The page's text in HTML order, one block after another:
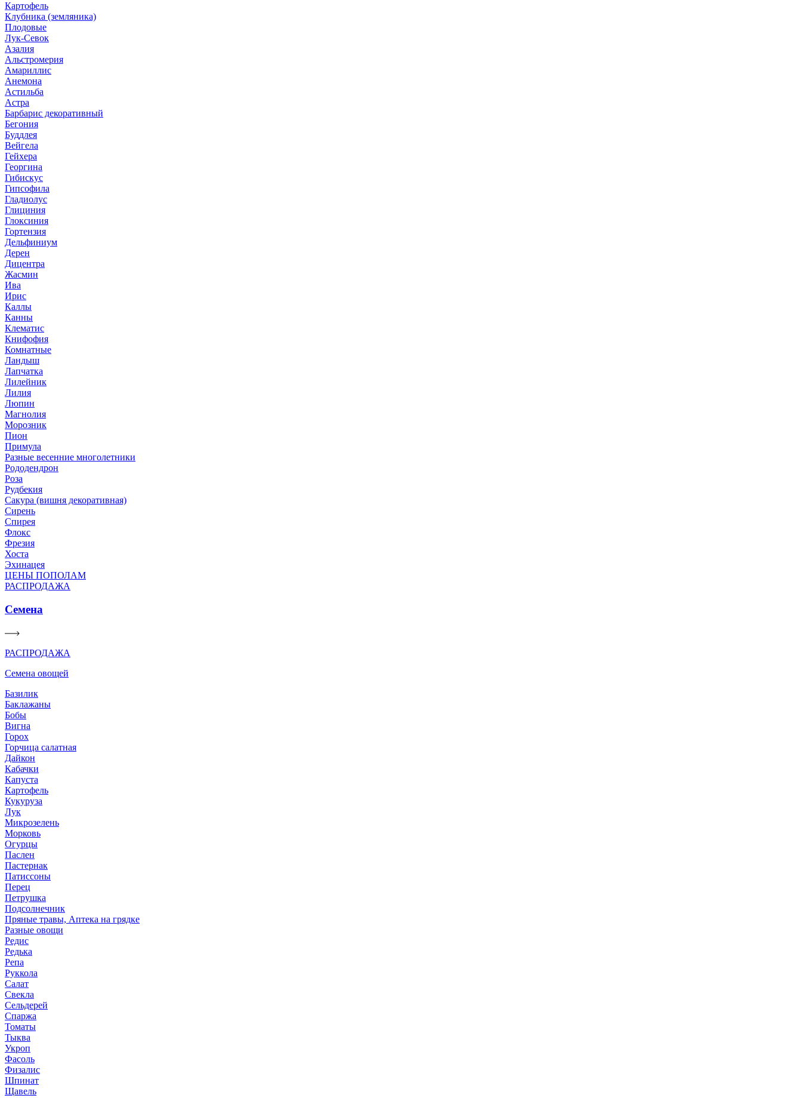
Картофель
Клубника (земляника)
Плодовые
Лук-Севок
Азалия
Альстромерия
Амариллис
Анемона
Астильба
Астра
Барбарис декоративный
Бегония
Буддлея
Вейгела
Гейхера
Георгина
Гибискус
Гипсофила
Гладиолус
Глициния
Глоксиния
Гортензия
Дельфиниум
Дерен
Дицентра
Жасмин
Ива
Ирис
Каллы
Канны
Клематис
Книфофия
Комнатные
Ландыш
Лапчатка
Лилейник
Лилия
Люпин
Магнолия
Морозник
Пион
Примула
Разные весенние многолетники
Рододендрон
Роза
Рудбекия
Сакура (вишня декоративная)
Сирень
Спирея
Флокс
Фрезия
Хоста
Эхинацея
ЦЕНЫ ПОПОЛАМ
РАСПРОДАЖА
Семена
РАСПРОДАЖА
Семена овощей
Базилик
Баклажаны
Бобы
Вигна
Горох
Горчица салатная
Дайкон
Кабачки
Капуста
Картофель
Кукуруза
Лук
Микрозелень
Морковь
Огурцы
Паслен
Пастернак
Патиссоны
Перец
Петрушка
Подсолнечник
Пряные травы, Аптека на грядке
Разные овощи
Редис
Редька
Репа
Руккола
Салат
Свекла
Сельдерей
Спаржа
Томаты
Тыква
Укроп
Фасоль
Физалис
Шпинат
Щавель